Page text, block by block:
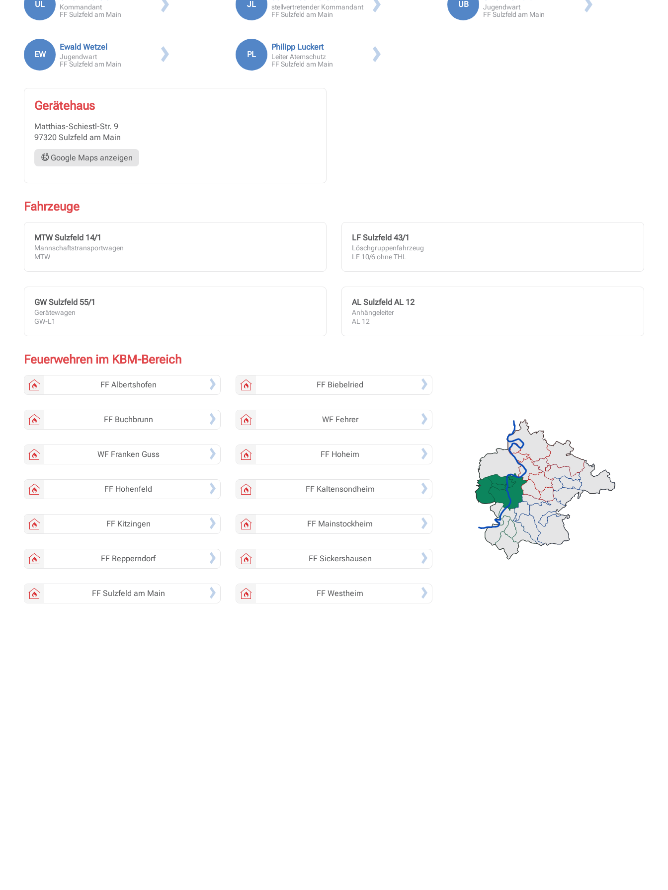
Anmeldung KT Lehrgang
Ausbilder-Seminar
Anmeldung SFS Lehrgang
UL
Kommandant
FF Sulzfeld am Main
JL
stellvertretender Kommandant
FF Sulzfeld am Main
UB
Jugendwart
FF Sulzfeld am Main
EW
Ewald Wetzel
Jugendwart
FF Sulzfeld am Main
PL
Philipp Luckert
Leiter Atemschutz
FF Sulzfeld am Main
Gerätehaus
Matthias-Schiestl-Str. 9
97320 Sulzfeld am Main
Google Maps anzeigen
Fahrzeuge
MTW Sulzfeld 14/1
Mannschaftstransportwagen
MTW
LF Sulzfeld 43/1
Löschgruppenfahrzeug
LF 10/6 ohne THL
GW Sulzfeld 55/1
Gerätewagen
GW-L1
AL Sulzfeld AL 12
Anhängeleiter
AL 12
Feuerwehren im KBM-Bereich
FF Albertshofen FF Biebelried
FF Buchbrunn WF Fehrer
WF Franken Guss FF Hoheim
FF Hohenfeld FF Kaltensondheim
FF Kitzingen FF Mainstockheim
FF Repperndorf FF Sickershausen
FF Sulzfeld am Main FF Westheim